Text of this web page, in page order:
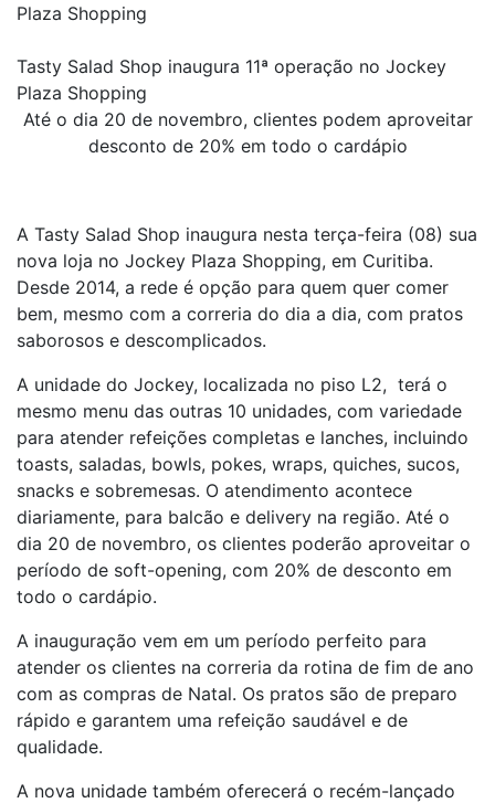
Plaza Shopping
Tasty Salad Shop inaugura 11ª operação no Jockey
Plaza Shopping
Até o dia 20 de novembro, clientes podem aproveitar
desconto de 20% em todo o cardápio
A Tasty Salad Shop inaugura nesta terça-feira (08) sua
nova loja no Jockey Plaza Shopping, em Curitiba.
Desde 2014, a rede é opção para quem quer comer
bem, mesmo com a correria do dia a dia, com pratos
saborosos e descomplicados.
A unidade do Jockey, localizada no piso L2, terá o
mesmo menu das outras 10 unidades, com variedade
para atender refeições completas e lanches, incluindo
toasts, saladas, bowls, pokes, wraps, quiches, sucos,
snacks e sobremesas. O atendimento acontece
diariamente, para balcão e delivery na região. Até o
dia 20 de novembro, os clientes poderão aproveitar o
período de soft-opening, com 20% de desconto em
todo o cardápio.
A inauguração vem em um período perfeito para
atender os clientes na correria da rotina de fim de ano
com as compras de Natal. Os pratos são de preparo
rápido e garantem uma refeição saudável e de
qualidade.
A nova unidade também oferecerá o recém-lançado